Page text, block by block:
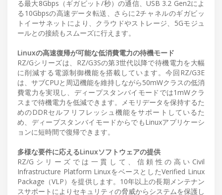
る最大8Gbps（ギガビット/秒）の通信、USB 3.2 Gen2によ
る10Gbpsの高速データ転送、さらに2チャネルのギガビッ
トイーサネットにより、クラウドやストレージ、5Gモジュ
ールとの接続もスムーズに行えます。
Linuxの高速復帰が可能な低消費電力の待機モード
RZ/Gシリーズは、RZ/G3Sの第3世代以降で待機電力を大幅
に削減する電源制御機能を搭載しています。今回RZ/G3E
は、サブCPUと周辺機能を維持しながら50mWクラスの低消
費電力を実現し、ディープスタンバイモードでは1mWクラ
スまで待機電力を低減できます。メモリデータを保持するた
めのDDRセルフリフレッシュ機能をサポートしているた
め、ディープスタンバイモードからでもLinuxアプリケーシ
ョンに短時間で復帰できます。
多様な要件に応えるLinuxソフトウェアの提供
RZ/Gシリーズでは一貫して、信頼性の高いCivil
Infrastructure Platform LinuxをベースとしたVerified Linux
Package（VLP）を提供します。10年以上の長期メンテナン
スサポートによりセキュリティの脅威からシステムを保護し